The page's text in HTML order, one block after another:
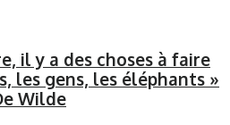
il y a des choses à faire
les gens, les éléphants »
Wilde